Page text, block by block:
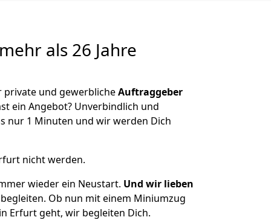
mehr als 26 Jahre
und gewerblicheAuftraggeber
ein Angebot? Unverbindlich und
nur 1 Minuten und wir werden Dich
nicht werden.
wieder ein Neustart. Und wir lieben
Ob nun mit einem Miniumzug
Erfurt geht, wir begleiten Dich.